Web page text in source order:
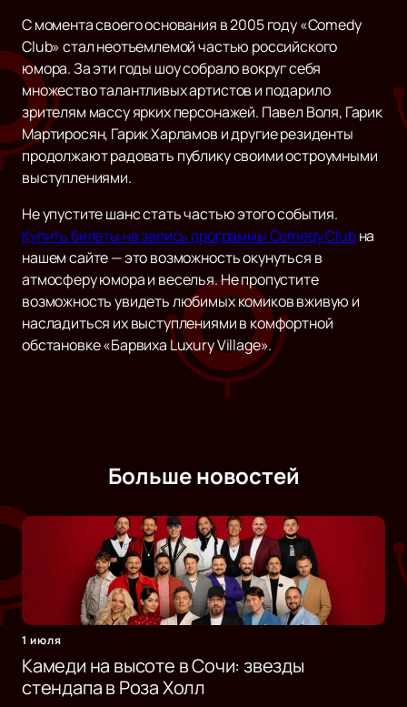
С момента своего основания в 2005 году «Comedy
Club» стал неотъемлемой частью российского
юмора. За эти годы шоу собрало вокруг себя
множество талантливых артистов и подарило
зрителям массу ярких персонажей. Павел Воля, Гарик
Мартиросян, Гарик Харламов и другие резиденты
продолжают радовать публику своими остроумными
выступлениями.
Не упустите шанс стать частью этого события.
Купить билеты на запись программы Comedy Clubна
нашем сайте — это возможность окунуться в
атмосферу юмора и веселья. Не пропустите
возможность увидеть любимых комиков вживую и
насладиться их выступлениями в комфортной
обстановке «Барвиха Luxury Village».
Больше новостей
1 июля
Камеди на высоте в Сочи: звезды
стендапа в Роза Холл